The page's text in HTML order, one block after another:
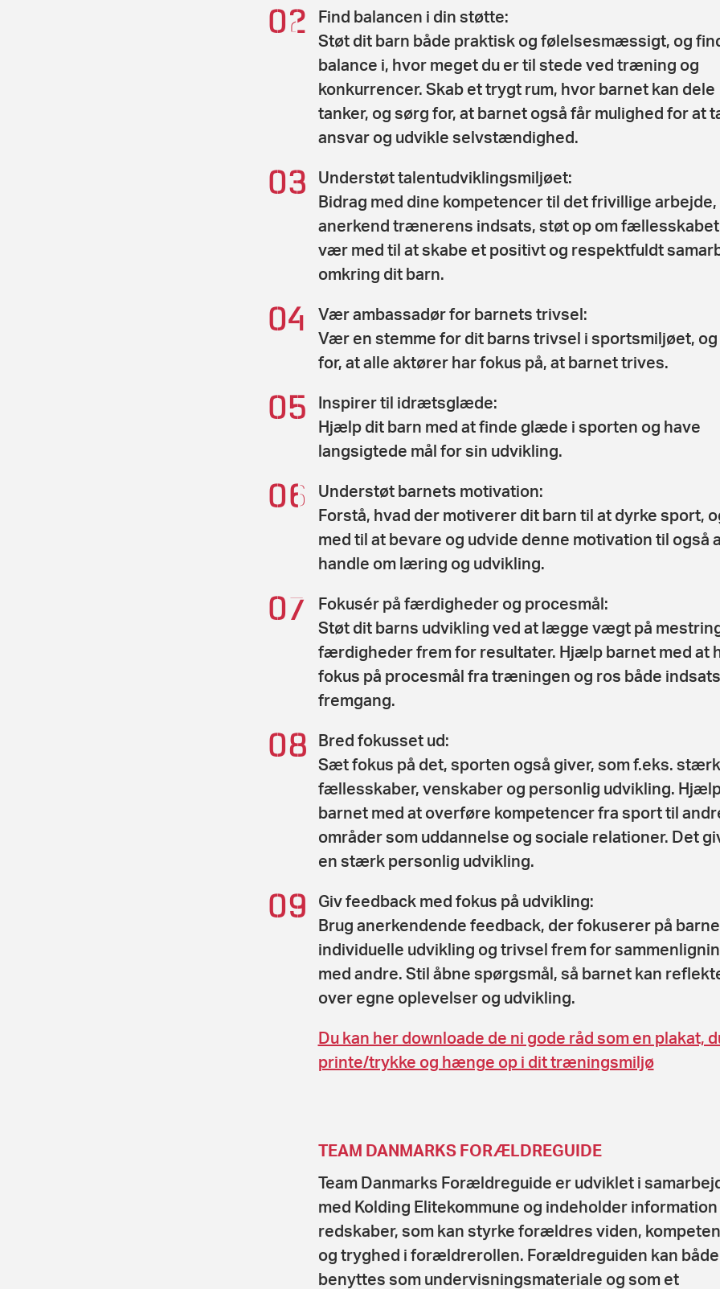
Find balancen i din støtte:
Støt dit barn både praktisk og følelsesmæssigt, og
balance i, hvor meget du er til stede ved træning og
konkurrencer. Skab et trygt rum, hvor barnet kan dele
tanker, og sørg for, at barnet også får mulighed for at
ansvar og udvikle selvstændighed.
Understøt talentudviklingsmiljøet:
Bidrag med dine kompetencer til det frivillige arbejde,
anerkend trænerens indsats, støt op om
vær med til at skabe et positivt og respektfuldt
omkring dit barn.
Vær ambassadør for barnets trivsel:
Vær en stemme for dit barns trivsel i sportsmiljøet,
for, at alle aktører har fokus på, at barnet trives.
Inspirer til idrætsglæde:
Hjælp dit barn med at finde glæde i sporten og have
langsigtede mål for sin udvikling.
Understøt barnets motivation:
Forstå, hvad der motiverer dit barn til at dyrke sport,
med til at bevare og udvide denne motivation til også
handle om læring og udvikling.
Fokusér på færdigheder og procesmål:
Støt dit barns udvikling ved at lægge vægt på
færdigheder frem for resultater. Hjælp barnet med at
fokus på procesmål fra træningen og ros både
fremgang.
Bred fokusset ud:
Sæt fokus på det, sporten også giver, som f.eks.
fællesskaber, venskaber og personlig udvikling.
barnet med at overføre kompetencer fra sport til
områder som uddannelse og sociale relationer. Det
en stærk personlig udvikling.
Giv feedback med fokus på udvikling:
Brug anerkendende feedback, der fokuserer på
individuelle udvikling og trivsel frem for
med andre. Stil åbne spørgsmål, så barnet kan
over egne oplevelser og udvikling.
Du kan her downloade de ni gode råd som en plakat,
printe/trykke og hænge op i dit træningsmiljø
TEAM DANMARKS FORÆLDREGUIDE
Team Danmarks Forældreguide er udviklet i
med Kolding Elitekommune og indeholder information
redskaber, som kan styrke forældres viden,
og tryghed i forældrerollen. Forældreguiden kan både
benyttes som undervisningsmateriale og som et